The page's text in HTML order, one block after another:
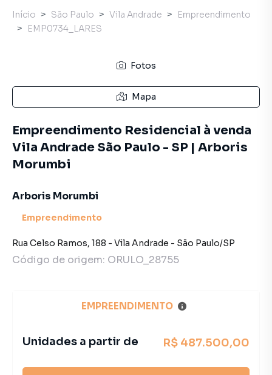
Início São Paulo Vila Andrade
Empreendimento
EMP0734_LARES
Fotos
Mapa
Empreendimento Residencial à venda
Vila Andrade São Paulo - SP | Arboris
Morumbi
Arboris Morumbi
Empreendimento
Rua Celso Ramos, 188 - Vila Andrade - São Paulo/SP
Código de origem: ORULO_28755
EMPREENDIMENTO
Unidades a partir de R$ 487.500,00